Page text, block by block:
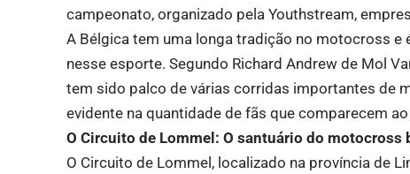
campeonato, organizado pela Youthstream,
A Bélgica tem uma longa tradição no motocross
nesse esporte. Segundo Richard Andrew de Mol
tem sido palco de várias corridas importantes de
evidente na quantidade de fãs que comparecem
O Circuito de Lommel: O santuário do motocross
O Circuito de Lommel, localizado na província de